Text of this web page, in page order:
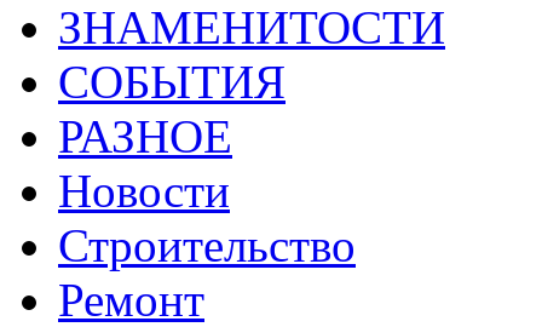
ЗНАМЕНИТОСТИ
СОБЫТИЯ
РАЗНОЕ
Новости
Строительство
Ремонт